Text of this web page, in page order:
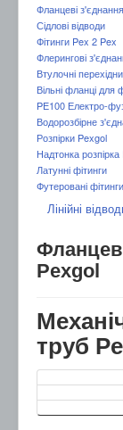
Фланцеві
Сідлові відводи
Фітинги Pex 2 Pex
Флерингові
Втулочні
Вільні фланці
PE100 Електро-
Водорозбірне
Розпірки Pexgol
Надтонка
Латунні фітинги
Футеровані фітинги
Лінійні
Pexgol
труб